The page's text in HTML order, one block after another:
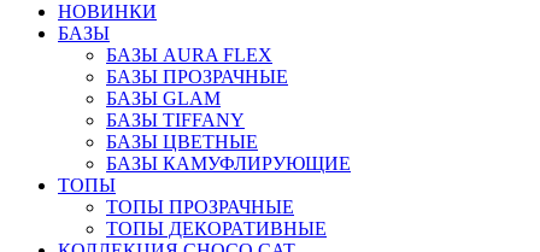
НОВИНКИ
БАЗЫ
БАЗЫ AURA FLEX
БАЗЫ ПРОЗРАЧНЫЕ
БАЗЫ GLAM
БАЗЫ TIFFANY
БАЗЫ ЦВЕТНЫЕ
БАЗЫ КАМУФЛИРУЮЩИЕ
ТОПЫ
ТОПЫ ПРОЗРАЧНЫЕ
ТОПЫ ДЕКОРАТИВНЫЕ